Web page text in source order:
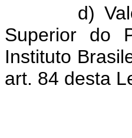
d) Valor
Superior do
Instituto
art. 84 desta